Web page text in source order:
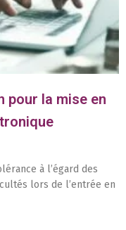
pour la mise en
à l’égard des
lors de l’entrée en